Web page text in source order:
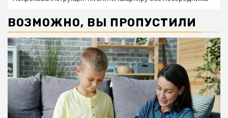
ВОЗМОЖНО, ВЫ ПРОПУСТИЛИ